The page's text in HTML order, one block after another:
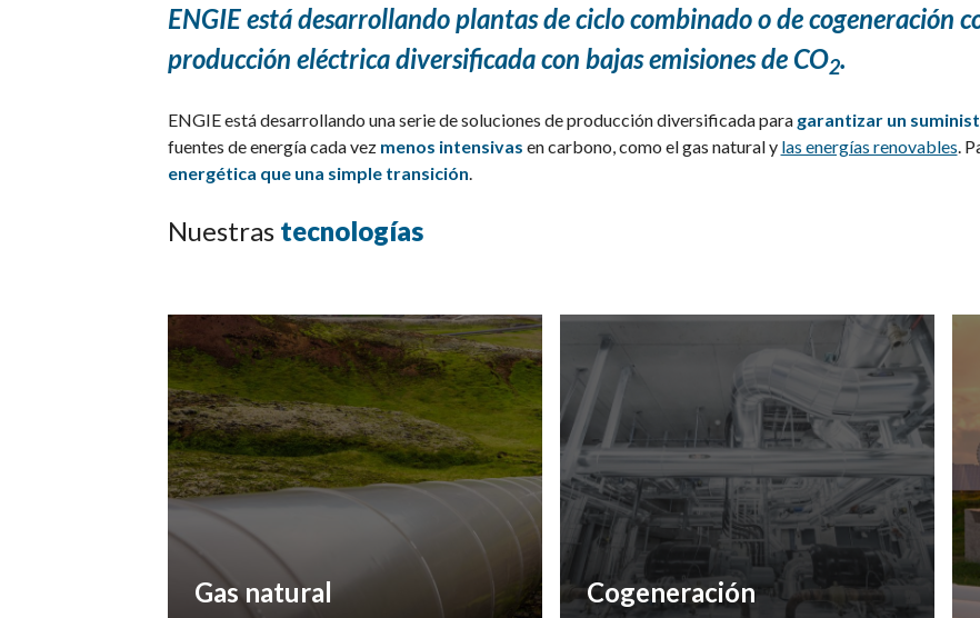
ENGIE está desarrollando plantas de ciclo combinado o de cogeneración
producción eléctrica diversificada con bajas emisiones de CO2.
ENGIE está desarrollando una serie de soluciones de producción diversificada para garantizar un
fuentes de energía cada vez menos intensivas en carbono, como el gas natural y las energías renovables.
energética que una simple transición.
Nuestras tecnologías
Gas natural Cogeneración